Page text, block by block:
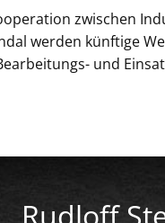
zwischen
werden künftige
und
Rudloff